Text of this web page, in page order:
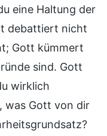
eine Haltung der
debattiert nicht
Gott kümmert
sind. Gott
wirklich
was Gott von dir